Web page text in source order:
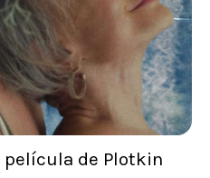
de Plotkin